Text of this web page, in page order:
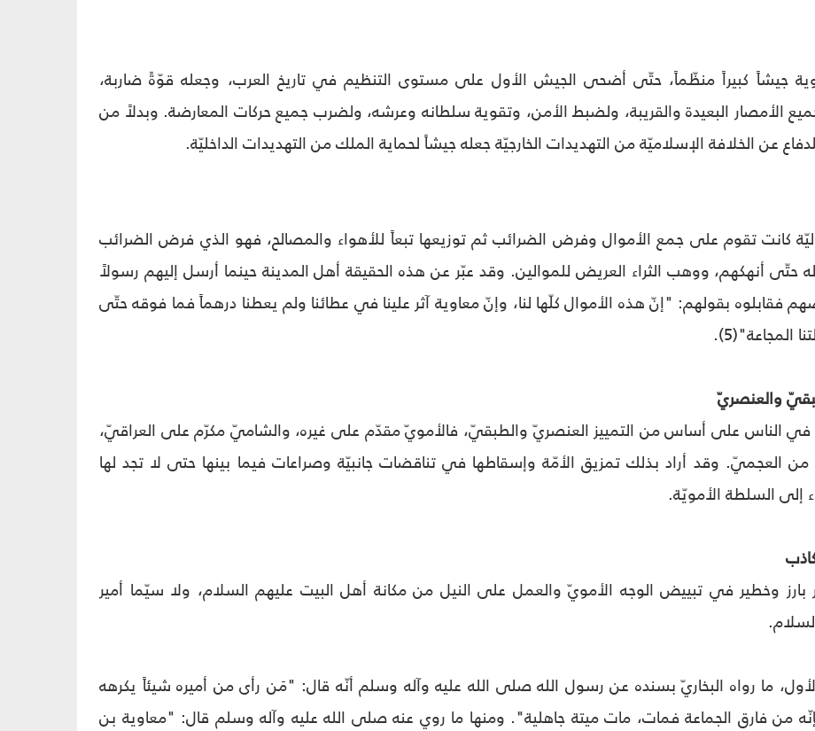
جيشاً كبيراً منظّماً، حتّى أضحى الجيش الأول على مستوى التنظيم في تاريخ العرب، وجعله قوّةً ضاربة،
الأمصار البعيدة والقريبة، ولضبط الأمن، وتقوية سلطانه وعرشه، ولضرب جميع حركات المعارضة. وبدلاً من
عن الخلافة الإسلاميّة من التهديدات الخارجيّة جعله جيشاً لحماية الملك من التهديدات الداخليّة.
كانت تقوم على جمع الأموال وفرض الضرائب ثم توزيعها تبعاً للأهواء والمصالح، فهو الذي فرض الضرائب
حتّى أنهكهم، ووهب الثراء العريض للموالين. وقد عبّر عن هذه الحقيقة أهل المدينة حينما أرسل إليهم رسولاً
فقابلوه بقولهم: "إنّ هذه الأموال كلّها لنا، وإنّ معاوية آثر علينا في عطائنا ولم يعطنا درهماً فما فوقه حتّى
المجاعة"(5).
والعنصريّ
في الناس على أساس من التمييز العنصريّ والطبقيّ، فالأمويّ مقدّم على غيره، والشاميّ مكرّم على العراقيّ،
العجميّ. وقد أراد بذلك تمزيق الأمّة وإسقاطها في تناقضات جانبيّة وصراعات فيما بينها حتى لا تجد لها
إلى السلطة الأمويّة.
بارز وخطير في تبييض الوجه الأمويّ والعمل على النيل من مكانة أهل البيت عليهم السلام، ولا سيّما أمير
ما رواه البخاريّ بسنده عن رسول الله صلى الله عليه وآله وسلم أنّه قال: "مَن رأى من أميره شيئاً يكرهه
من فارق الجماعة فمات، مات ميتة جاهلية". ومنها ما روي عنه صلى الله عليه وآله وسلم قال: "معاوية بن